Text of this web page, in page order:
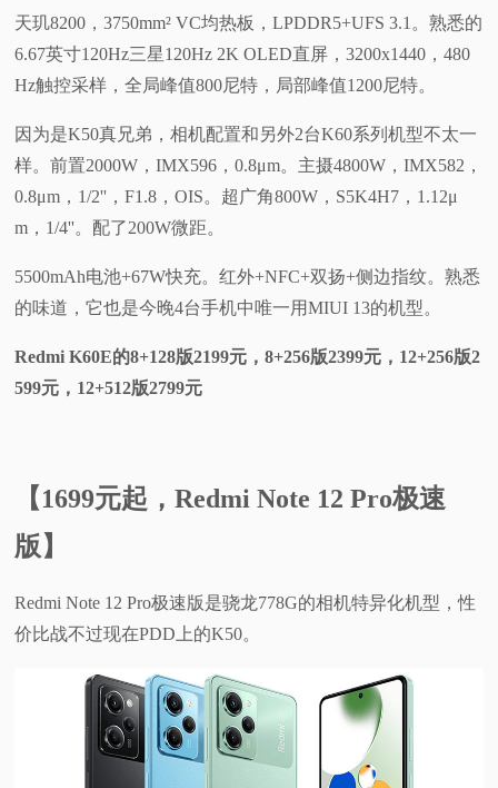
天玑8200，3750mm² VC均热板，LPDDR5+UFS 3.1。熟悉的
6.67英寸120Hz三星120Hz 2K OLED直屏，3200x1440，480
Hz触控采样，全局峰值800尼特，局部峰值1200尼特。
因为是K50真兄弟，相机配置和另外2台K60系列机型不太一
样。前置2000W，IMX596，0.8μm。主摄4800W，IMX582，
0.8μm，1/2''，F1.8，OIS。超广角800W，S5K4H7，1.12μ
m，1/4''。配了200W微距。
5500mAh电池+67W快充。红外+NFC+双扬+侧边指纹。熟悉
的味道，它也是今晚4台手机中唯一用MIUI 13的机型。
Redmi K60E的8+128版2199元，8+256版2399元，12+256版2
599元，12+512版2799元
【1699元起，Redmi Note 12 Pro极速
版】
Redmi Note 12 Pro极速版是骁龙778G的相机特异化机型，性
价比战不过现在PDD上的K50。